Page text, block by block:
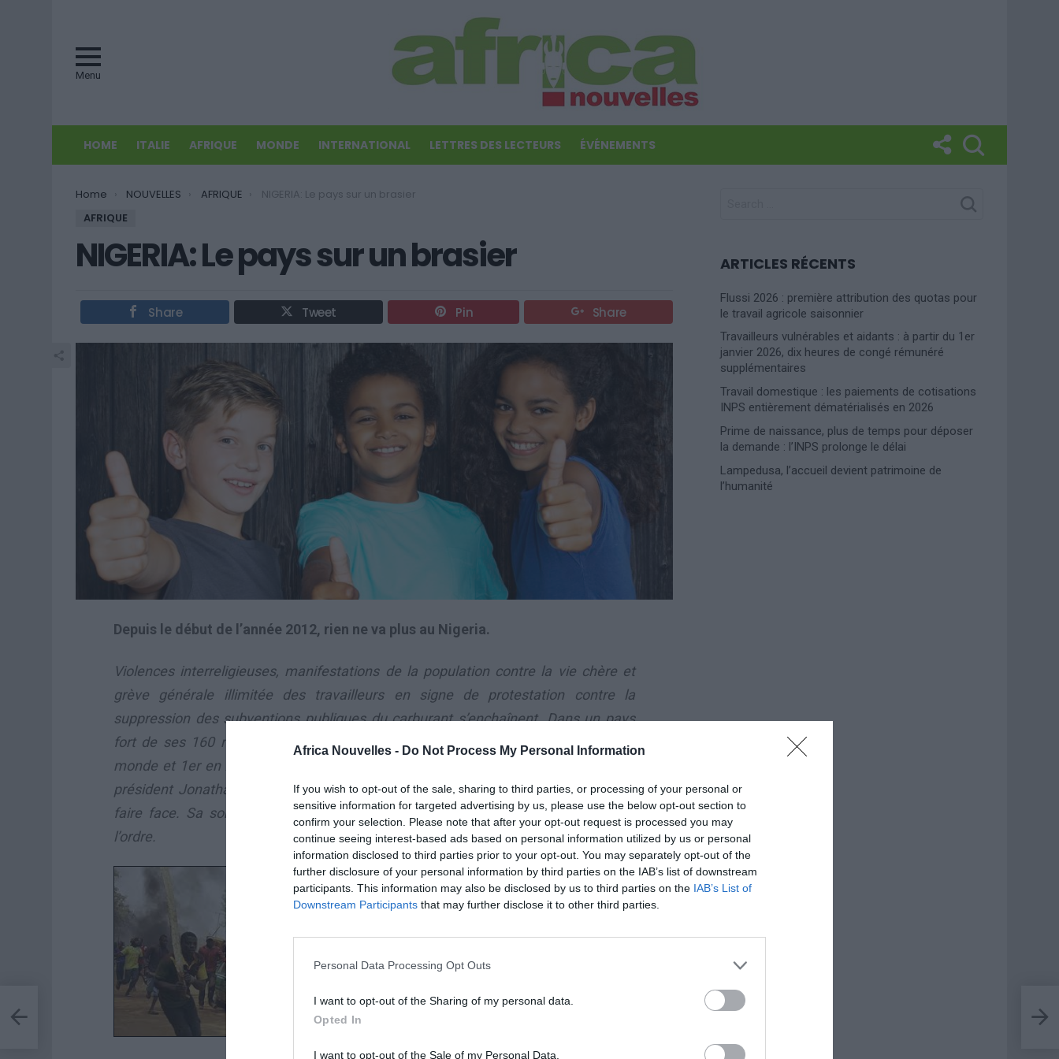
Africa Nouvelles - Do Not Process My Personal Information
If you wish to opt-out of the sale, sharing to third parties, or processing of your personal or
sensitive information for targeted advertising by us, please use the below opt-out section to
confirm your selection. Please note that after your opt-out request is processed you may
continue seeing interest-based ads based on personal information utilized by us or personal
information disclosed to third parties prior to your opt-out. You may separately opt-out of the
further disclosure of your personal information by third parties on the IAB’s list of downstream
participants. This information may also be disclosed by us to third parties on the IAB’s List of
Downstream Participants that may further disclose it to other third parties.
Personal Data Processing Opt Outs
I want to opt-out of the Sharing of my personal data.
Opted In
I want to opt-out of the Sale of my Personal Data.
Menu
HOME ITALIE AFRIQUE MONDE INTERNATIONAL LETTRES DES LECTEURS ÉVÉNEMENTS
You are here:
Home NOUVELLES AFRIQUE
NIGERIA: Le pays sur un brasier
AFRIQUE
NIGERIA: Le pays sur un brasier
Share Tweet Pin Share
Depuis le début de l’année 2012, rien ne va plus au Nigeria.
Violences interreligieuses, manifestations de la population contre la vie chère et
grève générale illimitée des travailleurs en signe de protestation contre la
suppression des subventions publiques du carburant s’enchaînent. Dans un pays
fort de ses 160 millions d’habitants et 3ème producteur du pétrole brut dans le
monde et 1er en Afrique, le risque d’une instabilité politique plane sur Abuja et le
président Jonathan Goodluck ne trouve toujours pas de solution efficace pour y
faire face. Sa sortie de dimanche dernier est un signe d’impuissance à rétablir
l’ordre.
M. Goodluck a en effet déclaré que la
situation qui prévaut actuellement au
évidemment référence à la guerre
sécessionniste du Biafra (1967-
ARTICLES RÉCENTS
Flussi 2026 : première attribution des quotas pour
le travail agricole saisonnier
Travailleurs vulnérables et aidants : à partir du 1er
janvier 2026, dix heures de congé rémunéré
supplémentaires
Travail domestique : les paiements de cotisations
INPS entièrement dématérialisés en 2026
Prime de naissance, plus de temps pour déposer
la demande : l’INPS prolonge le délai
Lampedusa, l’accueil devient patrimoine de
l’humanité